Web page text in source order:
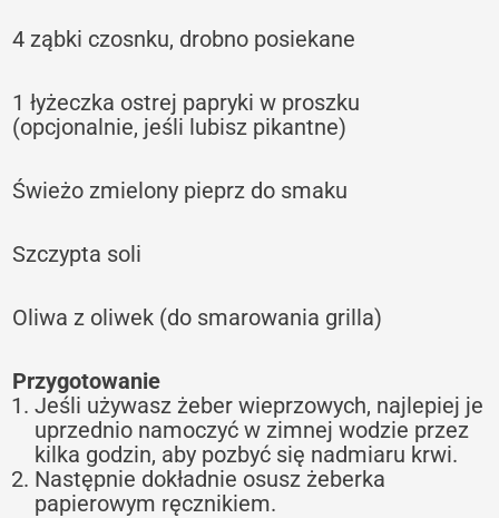
4 ząbki czosnku, drobno posiekane
1 łyżeczka ostrej papryki w proszku
(opcjonalnie, jeśli lubisz pikantne)
Świeżo zmielony pieprz do smaku
Szczypta soli
Oliwa z oliwek (do smarowania grilla)
Przygotowanie
Jeśli używasz żeber wieprzowych, najlepiej je
uprzednio namoczyć w zimnej wodzie przez
kilka godzin, aby pozbyć się nadmiaru krwi.
Następnie dokładnie osusz żeberka
papierowym ręcznikiem.